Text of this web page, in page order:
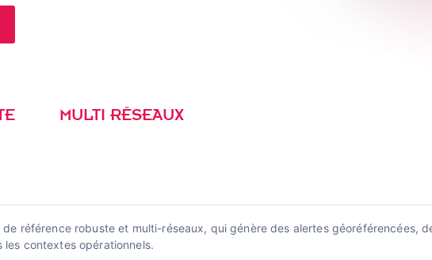
MULTI RÉSEAUX
référence robuste et multi-réseaux, qui génère des alertes géoréférencées,
les contextes opérationnels.